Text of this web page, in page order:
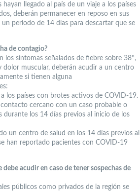
llegado al país de un viaje a los países
deberán permanecer en reposo en sus
periodo de 14 días para descartar que se
de contagio?
los síntomas señalados de fiebre sobre 38°,
muscular, deberán acudir a un centro
si tienen alguna
los países con brotes activos de COVID-19.
cercano con un caso probable o
durante los 14 días previos al inicio de los
un centro de salud en los 14 días previos al
han reportado pacientes con COVID-19
debe acudir en caso de tener sospechas de
públicos como privados de la región se